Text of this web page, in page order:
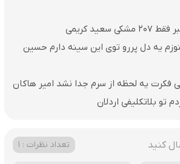
سعید کریمی
یه دل پررو توی این سینه دارم حسین
فکرت یه لحظه از سرم جدا نشد امیر هاکان
تو بلاتکلیفی اردلان
کنید تعداد نظرات : 1